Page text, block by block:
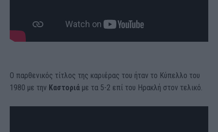
Ο παρθενικός τίτλος της καριέρας του ήταν το Κύπελλο του
1980 με την Καστοριά με τα 5-2 επί του Ηρακλή στον τελικό.